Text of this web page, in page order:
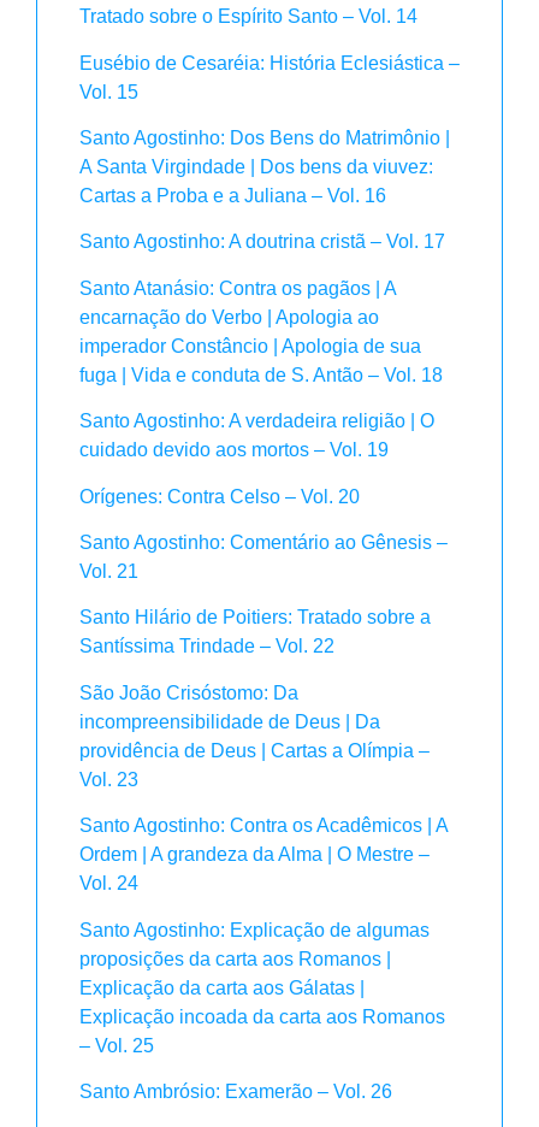
Tratado sobre o Espírito Santo – Vol. 14
Eusébio de Cesaréia: História Eclesiástica –
Vol. 15
Santo Agostinho: Dos Bens do Matrimônio |
A Santa Virgindade | Dos bens da viuvez:
Cartas a Proba e a Juliana – Vol. 16
Santo Agostinho: A doutrina cristã – Vol. 17
Santo Atanásio: Contra os pagãos | A
encarnação do Verbo | Apologia ao
imperador Constâncio | Apologia de sua
fuga | Vida e conduta de S. Antão – Vol. 18
Santo Agostinho: A verdadeira religião | O
cuidado devido aos mortos – Vol. 19
Orígenes: Contra Celso – Vol. 20
Santo Agostinho: Comentário ao Gênesis –
Vol. 21
Santo Hilário de Poitiers: Tratado sobre a
Santíssima Trindade – Vol. 22
São João Crisóstomo: Da
incompreensibilidade de Deus | Da
providência de Deus | Cartas a Olímpia –
Vol. 23
Santo Agostinho: Contra os Acadêmicos | A
Ordem | A grandeza da Alma | O Mestre –
Vol. 24
Santo Agostinho: Explicação de algumas
proposições da carta aos Romanos |
Explicação da carta aos Gálatas |
Explicação incoada da carta aos Romanos
– Vol. 25
Santo Ambrósio: Examerão – Vol. 26